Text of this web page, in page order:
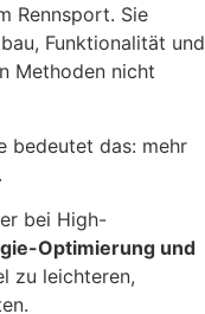
Rennsport. Sie
Funktionalität und
Methoden nicht
bedeutet das: mehr
bei High-
Optimierung und
zu leichteren,